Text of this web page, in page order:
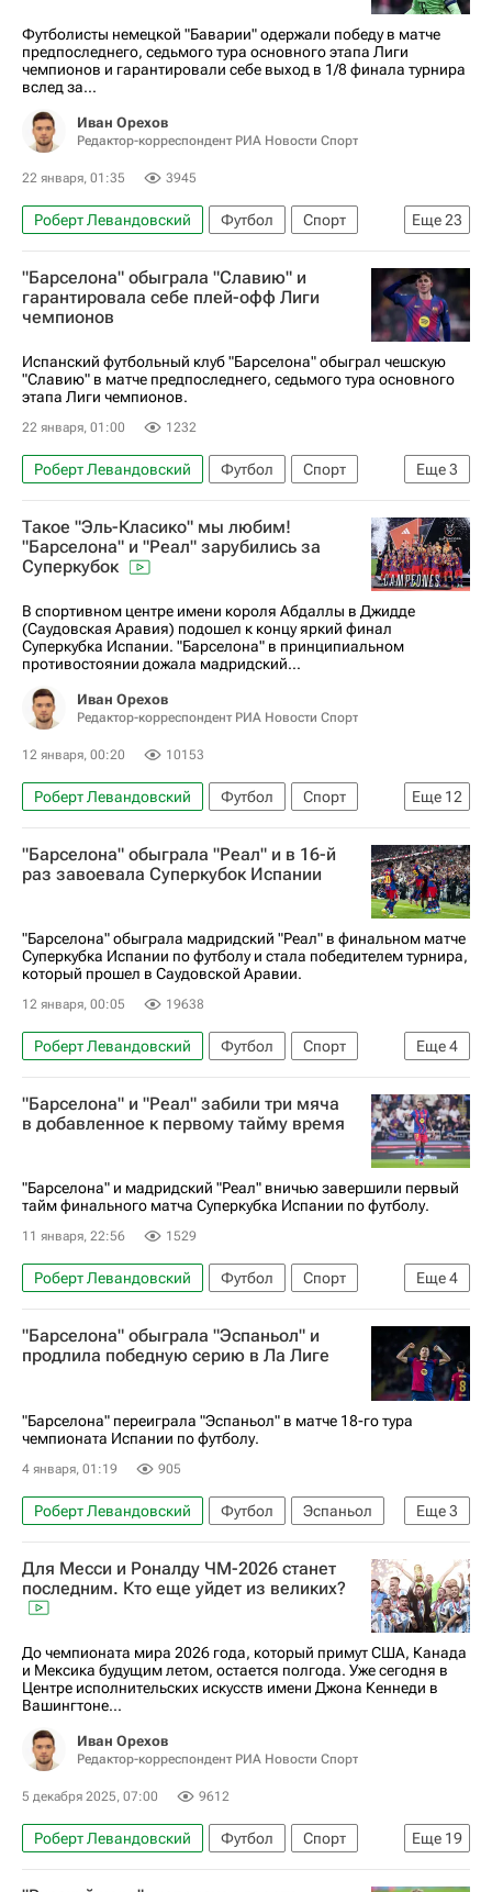
Футболисты немецкой "Баварии" одержали победу в матче
предпоследнего, седьмого тура основного этапа Лиги
чемпионов и гарантировали себе выход в 1/8 финала турнира
вслед за...
Иван Орехов
Редактор-корреспондент РИА Новости Спорт
22 января, 01:35 3945
Еще23
Роберт Левандовский Футбол
Спорт
Авторы РИА Новости Спорт
Материалы РИА Спорт
Лига чемпионов УЕФА 2026-2027
Айнтрахт (Франкфурт)
Галатасарай
Атлетико (Мадрид)
Олимпик (Марсель)
Ливерпуль
Челси
Юнион Сент-Жиллуаз
Барселона
Славия
Ньюкасл Юнайтед
Доминик Собослаи
Коди Гакпо
Гарри Кейн Жозе Моуринью
"Барселона" обыграла "Славию" и
гарантировала себе плей-офф Лиги
чемпионов
Испанский футбольный клуб "Барселона" обыграл чешскую
"Славию" в матче предпоследнего, седьмого тура основного
этапа Лиги чемпионов.
22 января, 01:00 1232
Еще3
Роберт Левандовский Футбол
Спорт
Барселона
Славия
Лига чемпионов УЕФА 2026-2027
Такое "Эль-Класико" мы любим!
"Барселона" и "Реал" зарубились за
Суперкубок
В спортивном центре имени короля Абдаллы в Джидде
(Саудовская Аравия) подошел к концу яркий финал
Суперкубка Испании. "Барселона" в принципиальном
противостоянии дожала мадридский...
Иван Орехов
Редактор-корреспондент РИА Новости Спорт
12 января, 00:20 10153
Еще 12
Роберт Левандовский Футбол
Спорт
Авторы РИА Новости Спорт
Материалы РИА Спорт
Спорт — видео
Суперкубок Испании
Тибо Куртуа
Хаби Алонсо
Килиан Мбаппе
Рафинья (1996)
Ламин Ямаль
Ханс-Дитер Флик
"Барселона" обыграла "Реал" и в 16-й
раз завоевала Суперкубок Испании
"Барселона" обыграла мадридский "Реал" в финальном матче
Суперкубка Испании по футболу и стала победителем турнира,
который прошел в Саудовской Аравии.
12 января, 00:05 19638
Еще4
Роберт Левандовский Футбол
Спорт
Винисиус Жуниор
Барселона
Реал Мадрид
Суперкубок Испании
"Барселона" и "Реал" забили три мяча
в добавленное к первому тайму время
"Барселона" и мадридский "Реал" вничью завершили первый
тайм финального матча Суперкубка Испании по футболу.
11 января, 22:56 1529
Еще4
Роберт Левандовский Футбол
Спорт
Винисиус Жуниор
Барселона
Реал Мадрид
Суперкубок Испании
"Барселона" обыграла "Эспаньол" и
продлила победную серию в Ла Лиге
"Барселона" переиграла "Эспаньол" в матче 18-го тура
чемпионата Испании по футболу.
4 января, 01:19 905
Еще3
Роберт Левандовский Футбол
Эспаньол
Барселона
Чемпионат Испании по футболу
Даниэль Ольмо
Для Месси и Роналду ЧМ-2026 станет
последним. Кто еще уйдет из великих?
До чемпионата мира 2026 года, который примут США, Канада
и Мексика будущим летом, остается полгода. Уже сегодня в
Центре исполнительских искусств имени Джона Кеннеди в
Вашингтоне...
Иван Орехов
Редактор-корреспондент РИА Новости Спорт
5 декабря 2025, 07:00 9612
Еще 19
Роберт Левандовский Футбол
Спорт
Спорт — видео
Авторы РИА Новости Спорт